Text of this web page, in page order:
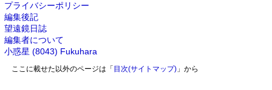
プライバシーポリシー
編集後記
望遠鏡日誌
編集者について
小惑星 (8043) Fukuhara
ここに載せた以外のページは「 目次(サイトマップ)」から